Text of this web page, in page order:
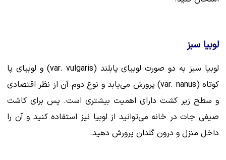
لوبیا سبز
لوبیا سبز به دو صورت لوبیای پابلند (var. vulgaris) و لوبیای پا
کوتاه (var. nanus) پرورش می‌یابد و نوع دوم آن از نظر اقتصادی
و سطح زیر کشت دارای اهمیت بیشتری است. پس برای کاشت
صیفی جات در خانه می‌توانید از لوبیا نیز استفاده کنید و آن را
داخل منزل و درون گلدان پرورش دهید.